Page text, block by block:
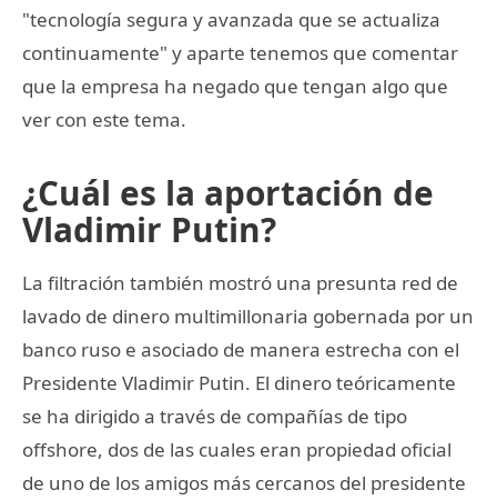
"tecnología segura y avanzada que se actualiza
continuamente" y aparte tenemos que comentar
que la empresa ha negado que tengan algo que
ver con este tema.
¿Cuál es la aportación de
Vladimir Putin?
La filtración también mostró una presunta red de
lavado de dinero multimillonaria gobernada por un
banco ruso e asociado de manera estrecha con el
Presidente Vladimir Putin. El dinero teóricamente
se ha dirigido a través de compañías de tipo
offshore, dos de las cuales eran propiedad oficial
de uno de los amigos más cercanos del presidente